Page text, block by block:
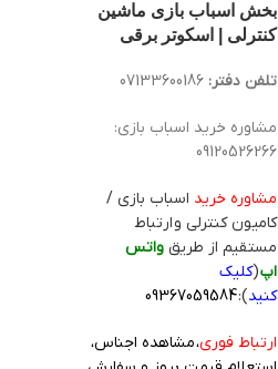
بخش اسباب بازی ماشین
کنترلی | اسکوتر برقی
تلفن دفتر: 07133600186
مشاوره خرید اسباب بازی:
09120526266
مشاوره خرید اسباب بازی /
کامیون کنترلی و ارتباط
مستقیم از طریق واتس
اپ(کلیک
کنید):
09367059584
ارتباط فوری، مشاهده اجناس،